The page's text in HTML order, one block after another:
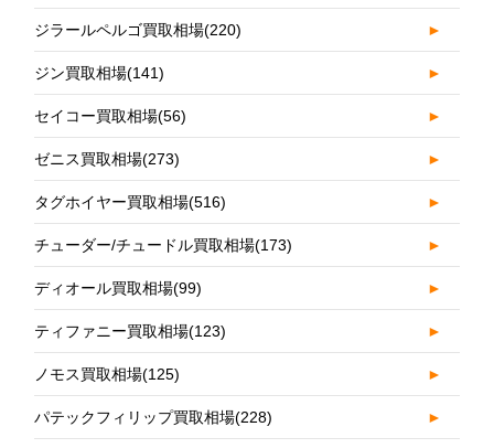
ジラールペルゴ買取相場(220) ►
ジン買取相場(141) ►
セイコー買取相場(56) ►
ゼニス買取相場(273) ►
タグホイヤー買取相場(516) ►
チューダー/チュードル買取相場(173) ►
ディオール買取相場(99) ►
ティファニー買取相場(123) ►
ノモス買取相場(125) ►
パテックフィリップ買取相場(228) ►